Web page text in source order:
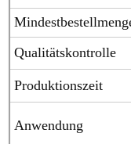
Qualitätskontrolle
Produktionszeit
Anwendung